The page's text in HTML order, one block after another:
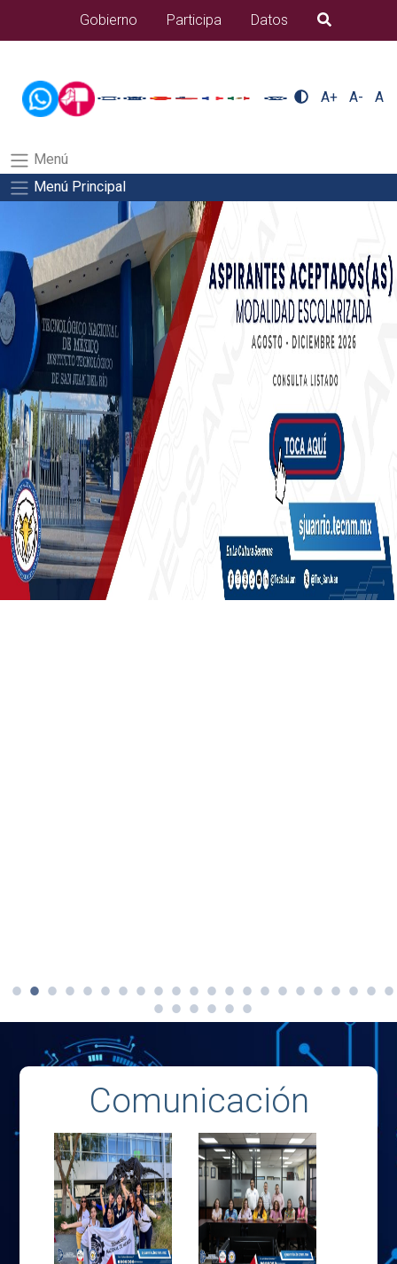
alumnos/pdfSalida del comando:
Gobierno Participa Datos B�squeda
A+ A- A
Menú
Menú Principal
Comunicación